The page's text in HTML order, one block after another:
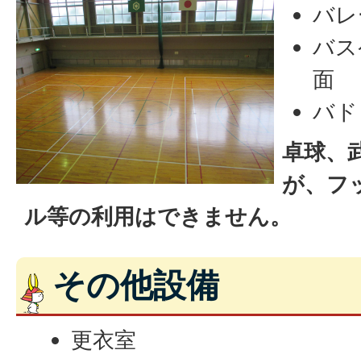
バ
バ
面
バ
卓球、
が、フ
ル等の利用はできません。
その他設備
更衣室